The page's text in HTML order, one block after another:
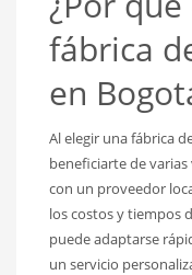
fábrica
en
Al elegir una fábrica
beneficiarte de
con un proveedor
los costos y tiempos
puede adaptarse
un servicio